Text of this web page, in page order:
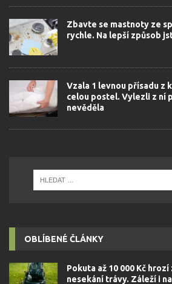
Zbavte se mastnoty ze
rychle. Na lepší způsob
Vzala 1 levnou přísadu z
celou postel. Vylezli z ní
nevěděla
OBLÍBENÉ ČLÁNKY
Pokuta až 10 000 Kč
nesekání trávy. Záleží i